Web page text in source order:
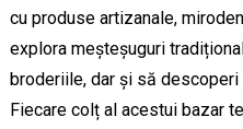
cu produse artizanale,
explora meșteșuguri
broderiile, dar și să
Fiecare colț al acestui bazar